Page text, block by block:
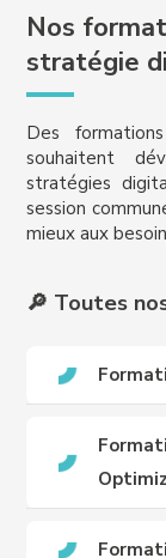
Nos
stratégie
Des
souhaitent
stratégies
session
mieux aux
🔎 Toutes